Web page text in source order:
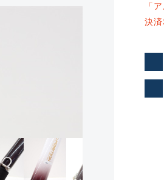
ランクとは
「
決